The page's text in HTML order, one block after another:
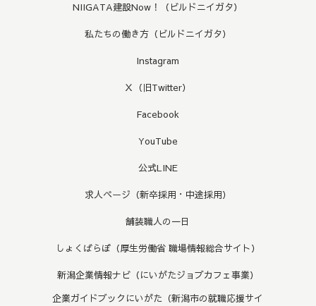
NIIGATA建設Now！（ビルドニイガタ）
私たちの働き方（ビルドニイガタ）
Instagram
Ｘ（旧Twitter）
Facebook
YouTube
公式LINE
求人ページ（新卒採用・中途採用）
舗装職人の一日
しょくばらぼ（厚生労働省 職場情報総合サイト）
新潟企業情報ナビ（にいがたジョブカフェ事業）
企業ガイドブックにいがた（新潟市の就職応援サイ